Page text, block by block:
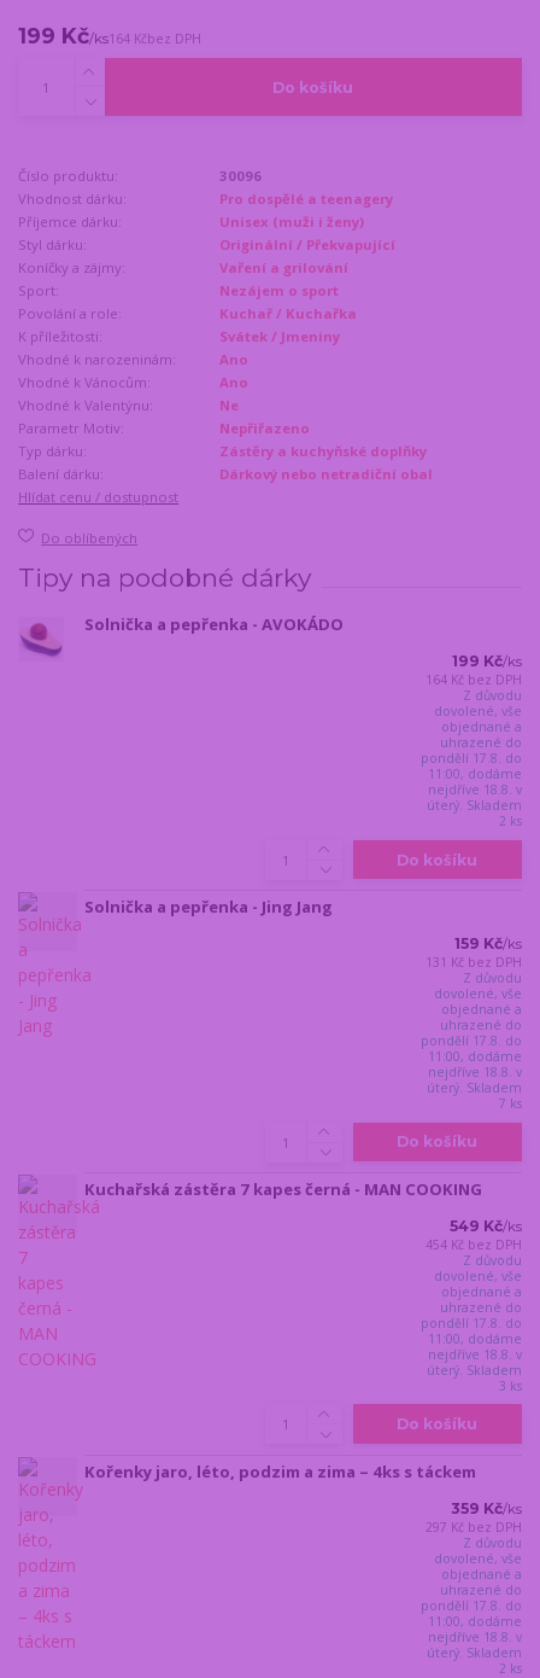
199 Kč/ks164 Kčbez DPH
Do košíku
Číslo produktu:
30096
Vhodnost dárku:
Pro dospělé a teenagery
Příjemce dárku:
Unisex (muži i ženy)
Styl dárku:
Originální / Překvapující
Koníčky a zájmy:
Vaření a grilování
Sport:
Nezájem o sport
Povolání a role:
Kuchař / Kuchařka
K příležitosti:
Svátek / Jmeniny
Vhodné k narozeninám:
Ano
Vhodné k Vánocům:
Ano
Vhodné k Valentýnu:
Ne
Parametr Motiv:
Nepřiřazeno
Typ dárku:
Zástěry a kuchyňské doplňky
Balení dárku:
Dárkový nebo netradiční obal
Hlídat cenu / dostupnost
Do oblíbených
Tipy na podobné dárky
Solnička a pepřenka - AVOKÁDO
199 Kč/ks
164 Kč bez DPH
Z důvodu
dovolené, vše
objednané a
uhrazené do
pondělí 17.8. do
11:00, dodáme
nejdříve 18.8. v
úterý. Skladem
2 ks
Do košíku
Solnička a pepřenka - Jing Jang
159 Kč/ks
131 Kč bez DPH
Z důvodu
dovolené, vše
objednané a
uhrazené do
pondělí 17.8. do
11:00, dodáme
nejdříve 18.8. v
úterý. Skladem
7 ks
Do košíku
Kuchařská zástěra 7 kapes černá - MAN COOKING
549 Kč/ks
454 Kč bez DPH
Z důvodu
dovolené, vše
objednané a
uhrazené do
pondělí 17.8. do
11:00, dodáme
nejdříve 18.8. v
úterý. Skladem
3 ks
Do košíku
Kořenky jaro, léto, podzim a zima – 4ks s táckem
359 Kč/ks
297 Kč bez DPH
Z důvodu
dovolené, vše
objednané a
uhrazené do
pondělí 17.8. do
11:00, dodáme
nejdříve 18.8. v
úterý. Skladem
2 ks